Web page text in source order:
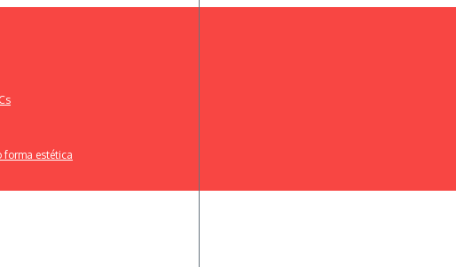
forma estética